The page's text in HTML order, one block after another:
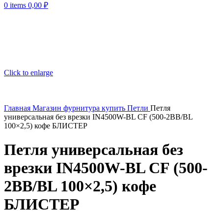
0 items 0,00 ₽
Click to enlarge
Главная Магазин фурнитура купить Петли Петля
универсальная без врезки IN4500W-BL CF (500-2BB/BL
100×2,5) кофе БЛИСТЕР
Петля универсальная без
врезки IN4500W-BL CF (500-
2BB/BL 100×2,5) кофе
БЛИСТЕР